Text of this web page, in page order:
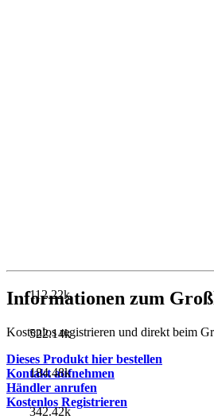
Informationen zum
Kostenlos registrieren und direkt beim
Dieses Produkt hier bestellen
Kontakt aufnehmen
Händler anrufen
Kostenlos Registrieren
112.22k
522.14k
184.48k
342.42k